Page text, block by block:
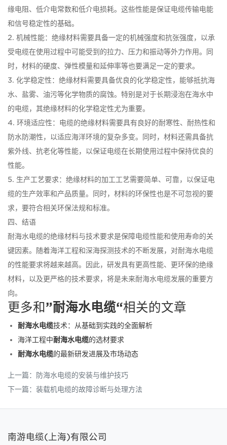
缘电阻、低介电常数和低介电损耗。这些性能是保证电缆传输电能
和信号稳定性的基础。
2. 机械性能：绝缘材料需要具备一定的机械强度和抗张强度，以承
受电缆在使用过程中可能受到的拉力、压力和振动等外力作用。同
时，材料的硬度、弹性模量和延伸率等也要满足一定的要求。
3. 化学稳定性：绝缘材料需要具备优良的化学稳定性，能够抵抗海
水、盐雾、油污等化学物质的腐蚀。特别是对于长期浸泡在海水中
的电缆，其绝缘材料的化学稳定性尤为重要。
4. 环境适应性：电缆的绝缘材料需要具有良好的耐寒性、耐热性和
防水防潮性，以适应海洋环境的复杂多变。同时，材料还需具备抗
紫外线、抗老化等性能，以保证电缆在长期使用过程中保持优良的
性能。
5. 生产工艺要求：绝缘材料的加工工艺需要简单、可靠，以保证电
缆的生产效率和产品质量。同时，材料的环保性也是不可忽视的要
求，要符合相关环保法规和标准。
四、结语
耐海水电缆的绝缘材料与技术要求是保障电缆性能和使用寿命的关
键因素。随着海洋工程和深海探测技术的不断发展，对耐海水电缆
的性能要求将越来越高。因此，研发具有更高性能、更环保的绝缘
材料，以及更严格的技术要求，将是未来耐海水电缆发展的重要方
向。
更多和”耐海水电缆“相关的文章
耐海水电缆技术：从基础到实践的全面解析
海洋工程中耐海水电缆的选材要求
耐海水电缆的最新研发进展及市场动态
上一篇：
防海水电缆的安装与维护技巧
下一篇： 装载机电缆的故障诊断与处理方法
南游电缆(上海)有限公司